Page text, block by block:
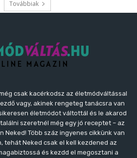
csak kacérkodsz az életmódváltással
vagy, akinek rengeteg tanácsra van
életmódot váltottál és le akarod
szeretnél még egy jó receptet – az
Neked! Több száz ingyenes cikkünk van
tehát Neked csak el kell kezdened az
és kezdd el megosztani a